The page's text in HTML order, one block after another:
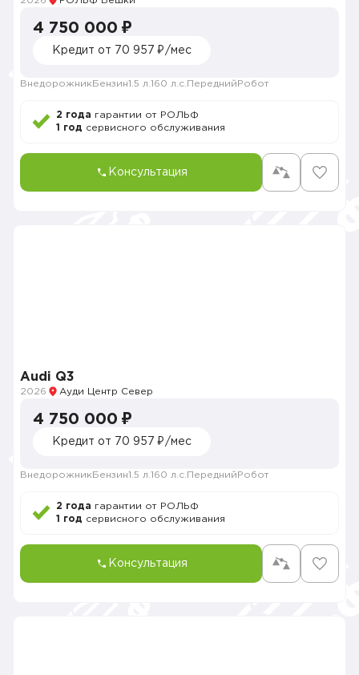
4 750 000 ₽
Кредит от 70 957 ₽/мес
Внедорожник Бензин1.5 л. 160 л.с. Передний Робот
2 года гарантии от РОЛЬФ
1 год сервисного обслуживания
Консультация
Audi Q3
2026 Ауди Центр Север
4 750 000 ₽
Кредит от 70 957 ₽/мес
Внедорожник Бензин1.5 л. 160 л.с. Передний Робот
2 года гарантии от РОЛЬФ
1 год сервисного обслуживания
Консультация